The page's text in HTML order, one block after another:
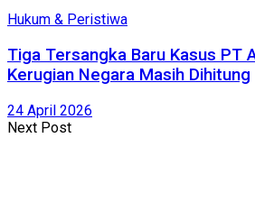
Hukum & Peristiwa
Tiga Tersangka Baru Kasus PT
Kerugian Negara Masih Dihitung
24 April 2026
Next Post